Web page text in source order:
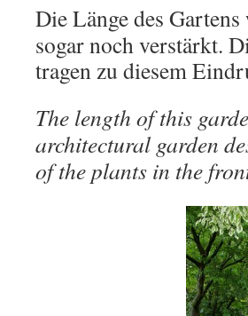
Die Länge des
sogar noch verstärkt.
tragen zu diesem
The length of this
architectural garden
of the plants in the